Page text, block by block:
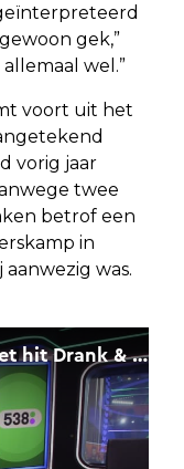
gek,”
wel.”
voort uit het
vorig jaar
twee
betrof een
in
was.